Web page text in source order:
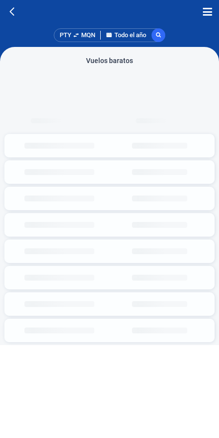
PTY MQN Todo el año
Vuelos baratos